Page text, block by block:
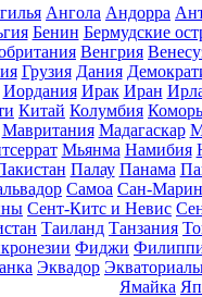
Ангола Андорра
Бенин Бермудские
Венгрия
Грузия Дания
Иордания Ирак Иран
Китай Колумбия
Мавритания Мадагаскар
Мьянма Намибия
Палау Панама
Самоа Сан-
Сент-Китс и Невис
Таиланд Танзания
Фиджи
Эквадор
Ямайка